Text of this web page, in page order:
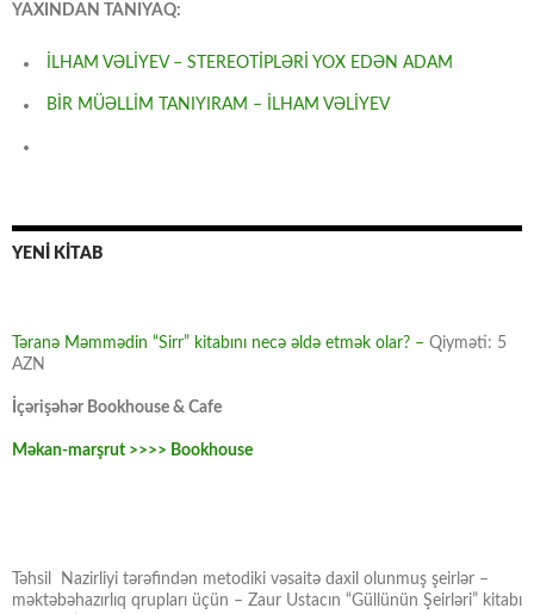
YAXINDAN TANIYAQ:
İLHAM VƏLİYEV – STEREOTİPLƏRİ YOX EDƏN ADAM
BİR MÜƏLLİM TANIYIRAM – İLHAM VƏLİYEV
YENİ KİTAB
Təranə Məmmədin “Sirr” kitabını necə əldə etmək olar? – Qiyməti: 5
AZN
İçərişəhər Bookhouse & Cafe
Məkan-marşrut >>>> Bookhouse
Təhsil Nazirliyi tərəfindən metodiki vəsaitə daxil olunmuş şeirlər –
məktəbəhazırlıq qrupları üçün – Zaur Ustacın “Güllünün Şeirləri” kitabı